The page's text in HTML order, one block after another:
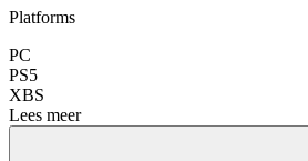
Platforms
PC
PS5
XBS
Lees meer